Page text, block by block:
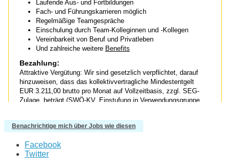
Benachrichtige mich über Jobs wie diesen
Facebook
Twitter